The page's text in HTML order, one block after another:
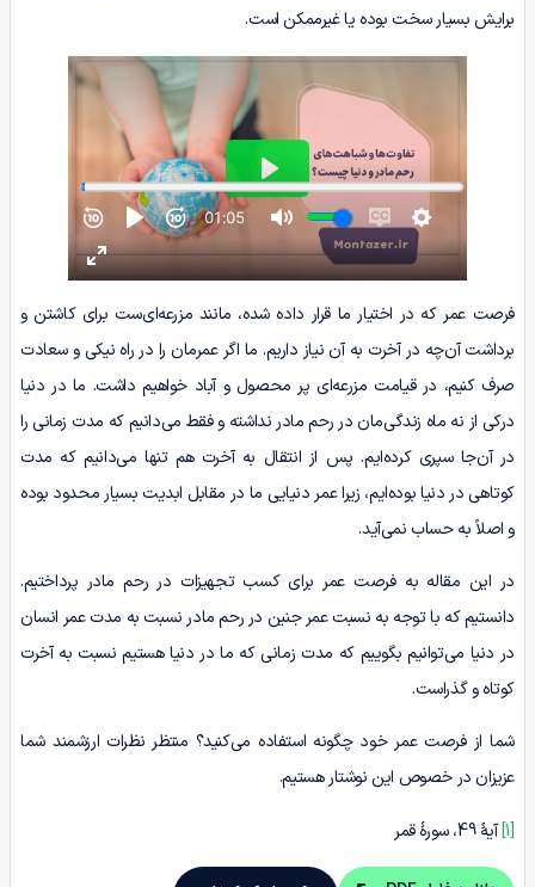
برایش بسیار سخت بوده یا غیرممکن است.
فرصت عمر که در اختیار ما قرار داده شده، مانند مزرعه‌ای‌ست برای کاشتن و
برداشت آن‌چه در آخرت به آن نیاز داریم. ما اگر عمرمان را در راه نیکی و سعادت
صرف کنیم، در قیامت مزرعه‌ای پر محصول و آباد خواهیم داشت. ما در دنیا
درکی از نه ماه زندگی‌مان در رحم مادر نداشته و فقط می‌دانیم که مدت زمانی را
در آن‌جا سپری کرده‌ایم. پس از انتقال به آخرت هم تنها می‌دانیم که مدت
کوتاهی در دنیا بوده‌ایم، زیرا عمر دنیایی ما در مقابل ابدیت بسیار محدود بوده
و اصلاً به حساب نمی‌آید.
در این مقاله به فرصت عمر برای کسب تجهیزات در رحم مادر پرداختیم.
دانستیم که با توجه به نسبت عمر جنین در رحم مادر نسبت به مدت عمر انسان
در دنیا می‌توانیم بگوییم که مدت زمانی که ما در دنیا هستیم نسبت به آخرت
کوتاه و گذراست.
شما از فرصت عمر خود چگونه استفاده می‌کنید؟ منتظر نظرات ارزشمند شما
عزیزان در خصوص این نوشتار هستیم.
[1] آیۀ 49، سورۀ قمر